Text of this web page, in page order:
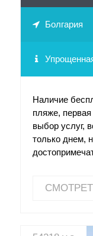
Болгария
Наличие
пляже,
выбор услуг,
только днем,